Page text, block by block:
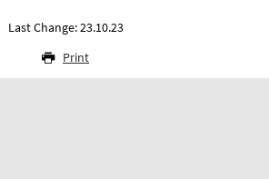
Last Change: 23.10.23
Print